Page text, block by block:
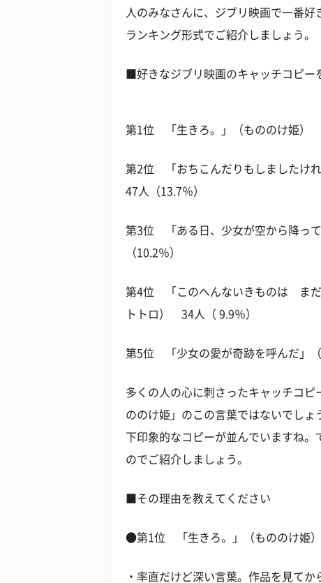
人のみなさんに、ジブリ映画で一番好
ランキング形式でご紹介しましょう。
■好きなジブリ映画のキャッチコピー
第1位 「生きろ。」（もののけ姫
第2位 「おちこんだりもしましたけ
47人（13.7％）
第3位 「ある日、少女が空から降っ
（10.2％）
第4位 「このへんないきものは まだ
トトロ） 34人（ 9.9％）
第5位 「少女の愛が奇跡を呼んだ」
多くの人の心に刺さったキャッチコ
ののけ姫」のこの言葉ではないでし
下印象的なコピーが並んでいますね
のでご紹介しましょう。
■その理由を教えてください
●第1位 「生きろ。」（もののけ姫）
・率直だけど深い言葉。作品を見て